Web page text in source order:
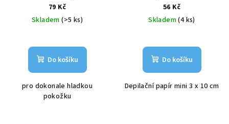
79 Kč
Skladem(>5 ks)
Do košíku
pro dokonale hladkou
pokožku
56 Kč
Skladem(4 ks)
Do košíku
Depilační papír mini 3 x 10 cm